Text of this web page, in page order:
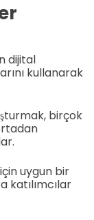
dijital
kullanarak
birçok
uygun bir
katılımcılar